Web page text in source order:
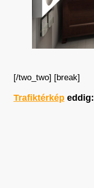
[/two_two] [break]
Trafiktérképeddig: